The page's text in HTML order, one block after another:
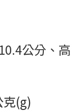
公分、高
克(g)